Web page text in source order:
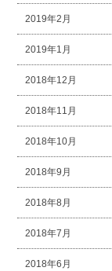
2019年2月
2019年1月
2018年12月
2018年11月
2018年10月
2018年9月
2018年8月
2018年7月
2018年6月